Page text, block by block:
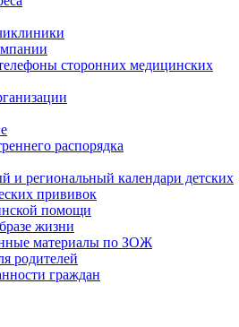
сторонних медицинских
распорядка
и региональный календари детских
прививок
помощи
жизни
материалы по ЗОЖ
родителей
граждан